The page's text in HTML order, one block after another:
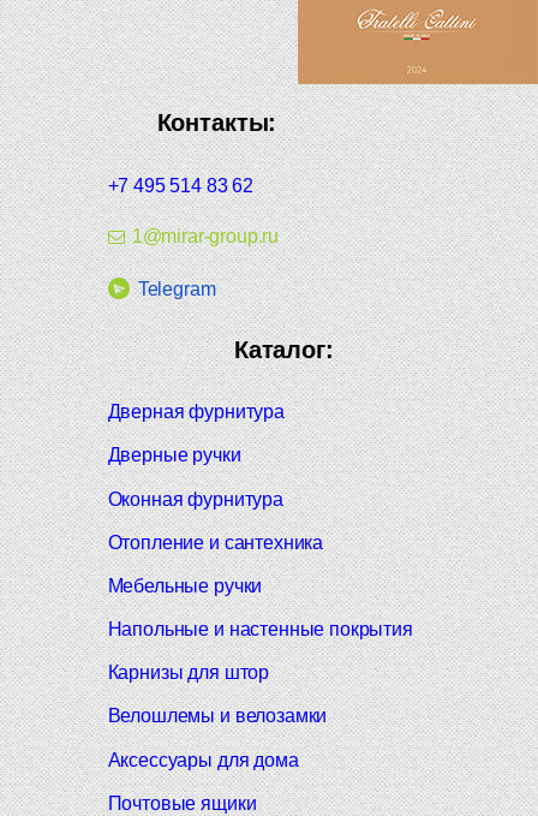
Контакты:
+7 495 514 83 62
1@mirar-group.ru
Telegram
Каталог:
Дверная фурнитура
Дверные ручки
Оконная фурнитура
Отопление и сантехника
Мебельные ручки
Напольные и настенные покрытия
Карнизы для штор
Велошлемы и велозамки
Аксессуары для дома
Почтовые ящики